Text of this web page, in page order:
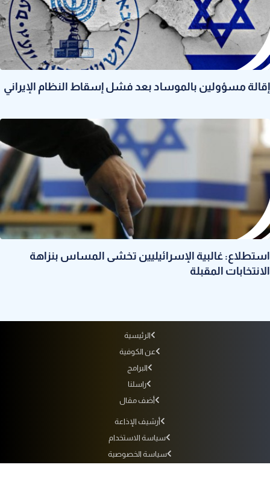
إقالة مسؤولين بالموساد بعد فشل إسقاط النظام الإيراني
استطلاع: غالبية الإسرائيليين تخشى المساس بنزاهة
الانتخابات المقبلة
الرئيسية
عن الكوفية
البرامج
راسلنا
أضف مقال
أرشيف الإذاعة
سياسة الاستخدام
سياسة الخصوصية